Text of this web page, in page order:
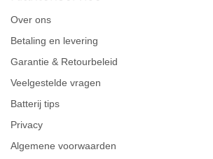
Over ons
Betaling en levering
Garantie & Retourbeleid
Veelgestelde vragen
Batterij tips
Privacy
Algemene voorwaarden